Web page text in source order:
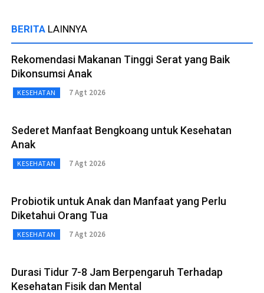
BERITA LAINNYA
Rekomendasi Makanan Tinggi Serat yang Baik
Dikonsumsi Anak
KESEHATAN 7 Agt 2026
Sederet Manfaat Bengkoang untuk Kesehatan
Anak
KESEHATAN 7 Agt 2026
Probiotik untuk Anak dan Manfaat yang Perlu
Diketahui Orang Tua
KESEHATAN 7 Agt 2026
Durasi Tidur 7-8 Jam Berpengaruh Terhadap
Kesehatan Fisik dan Mental